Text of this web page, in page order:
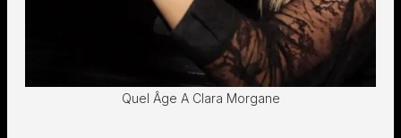
Quel Âge A Clara Morgane